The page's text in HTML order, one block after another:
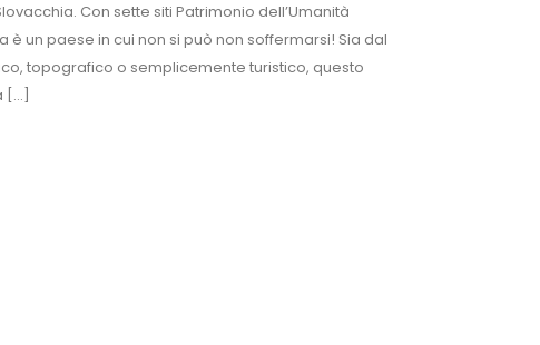
Con sette siti Patrimonio dell’Umanità
è un paese in cui non si può non soffermarsi! Sia dal
topografico o semplicemente turistico, questo
[…]